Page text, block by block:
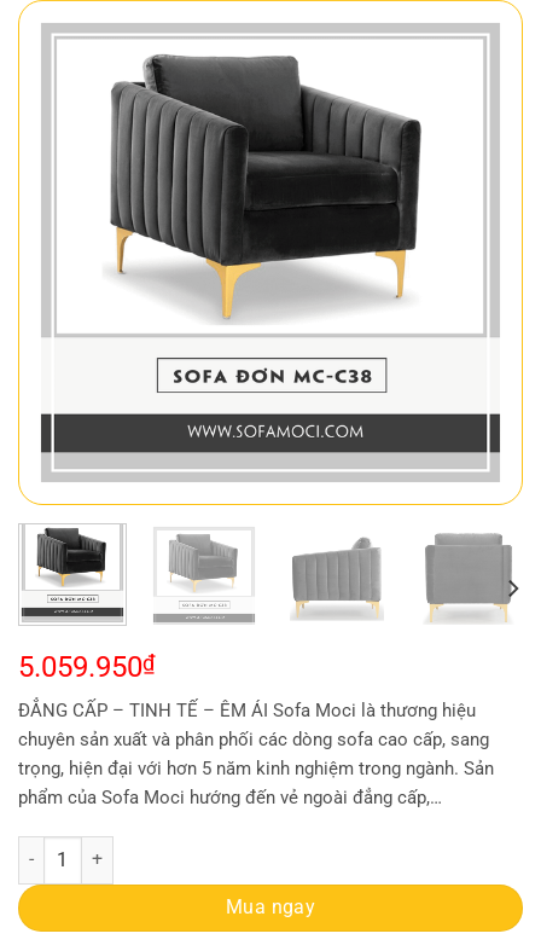
5.059.950₫
ĐẲNG CẤP – TINH TẾ – ÊM ÁI Sofa Moci là thương hiệu
chuyên sản xuất và phân phối các dòng sofa cao cấp, sang
trọng, hiện đại với hơn 5 năm kinh nghiệm trong ngành. Sản
phẩm của Sofa Moci hướng đến vẻ ngoài đẳng cấp,…
Sofa Đơn MC-C38 số lượng
Mua ngay